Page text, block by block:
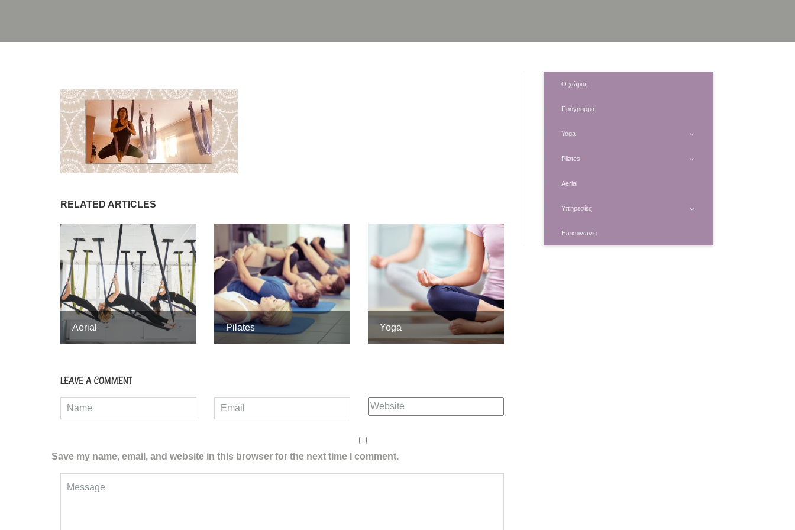
RELATED ARTICLES
Aerial Pilates Yoga
LEAVE A COMMENT
Save my name, email, and website in this browser for the next time I comment.
Ο χώρος
Πρόγραμμα
Yoga
Pilates
Aerial
Υπηρεσίες
Επικοινωνία